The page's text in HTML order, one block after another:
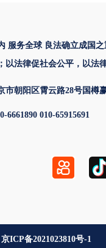
服务全球 良法确立成国
以法律促社会公平，以法
市朝阳区霄云路28号国樽
6661890 010-65915691
ICP备2021023810号-1